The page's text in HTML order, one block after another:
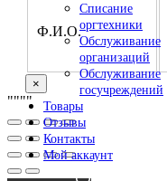
Списание
оргтехники
Обслуживание
организаций
Обслуживание
госучреждений
Товары
Отзывы
Контакты
Мой аккаунт
Ф.И.О.
×
""""